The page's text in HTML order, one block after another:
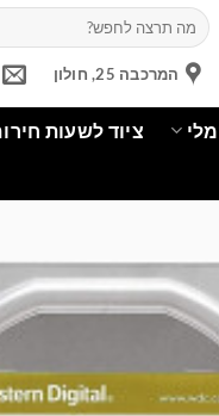
חיפוש
עבור:
המרכבה 25, חולון
ציוד לשעות